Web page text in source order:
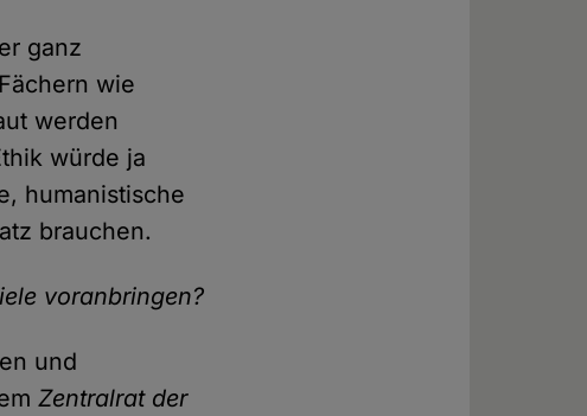
ganz
wie
werden
würde ja
humanistische
brauchen.
voranbringen?
und
Zentralrat der